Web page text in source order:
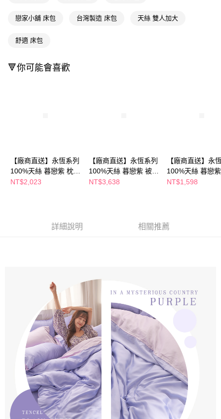
時審查核予不同之上限額度；若仍有額度不足之情形，本公司將視審查結果
５．嚴禁一人註冊多個帳號或使用他人資訊註冊。若發現惡意使用之情形，
戀家小舖 床包 台灣製造 床包 天絲 雙人加大
舒適 床包
🔻你可能會喜歡
【廠商直送】永恆系列
100%天絲 暮戀紫 枕套
床包組-特大
NT$2,023
【廠商直送】永恆系列
100%天絲 暮戀紫 被套
床包組-加大
NT$3,638
【廠商直送】永
100%天絲 暮戀
床包組-雙人
NT$1,598
詳細說明 相關推薦